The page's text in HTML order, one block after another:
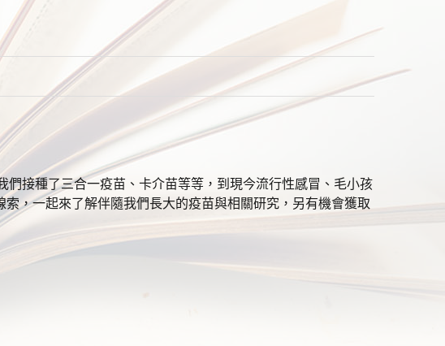
接種了三合一疫苗、卡介苗等等，到現今流行性感冒、毛小孩
索，一起來了解伴隨我們長大的疫苗與相關研究，另有機會獲取